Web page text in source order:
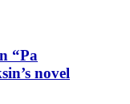
“Pa
novel